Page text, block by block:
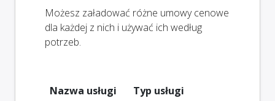
Możesz załadować różne umowy cenowe
dla każdej z nich i używać ich według
potrzeb.
Nazwa usługi
Typ usługi